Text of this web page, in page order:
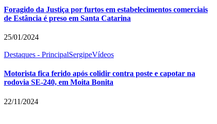
Foragido da Justiça por furtos em estabelecimentos comerciais
de Estância é preso em Santa Catarina
25/01/2024
Destaques - PrincipalSergipeVídeos
Motorista fica ferido após colidir contra poste e capotar na
rodovia SE-240, em Moita Bonita
22/11/2024